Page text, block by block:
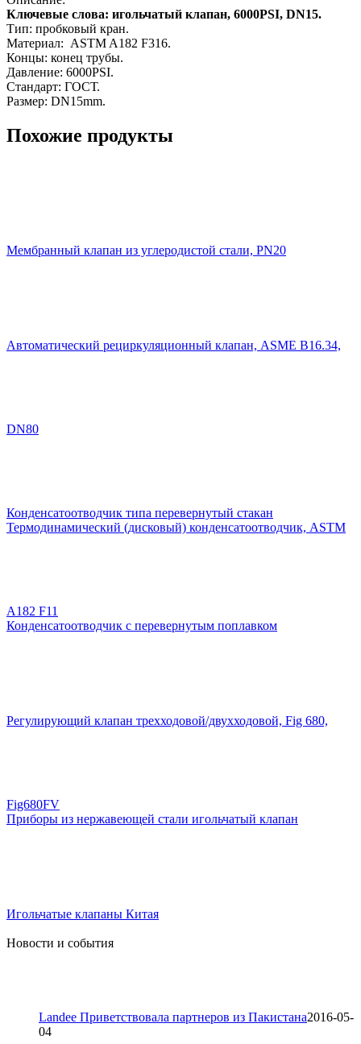
Ключевые слова: игольчатый клапан, 6000PSI, DN15.
Тип: пробковый кран.
Материал: ASTM A182 F316.
Концы: конец трубы.
Давление: 6000PSI.
Стандарт: ГОСТ.
Размер: DN15mm.
Похожие продукты
Мембранный клапан из углеродистой стали, PN20
Автоматический рециркуляционный клапан, ASME B16.34,
DN80
Конденсатоотводчик типа перевернутый стакан
Термодинамический (дисковый) конденсатоотводчик, ASTM
A182 F11
Конденсатоотводчик с перевернутым поплавком
Регулирующий клапан трехходовой/двухходовой, Fig 680,
Fig680FV
Приборы из нержавеющей стали игольчатый клапан
Игольчатые клапаны Китая
Новости и события
Landee Приветствовала партнеров из Пакистана2016-05-
04